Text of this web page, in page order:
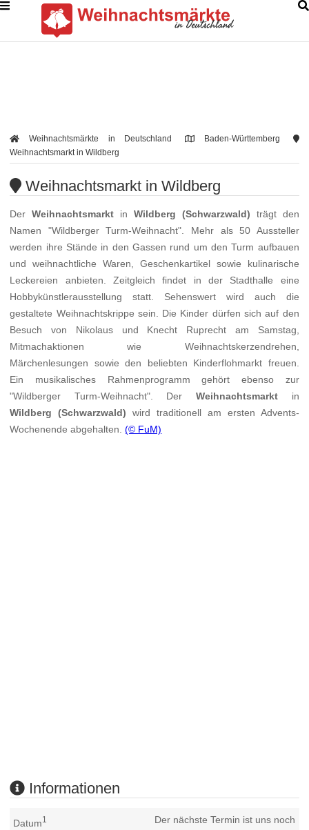
Weihnachtsmärkte in Deutschland
Baden-Württemberg
Weihnachtsmarkt in Wildberg
Weihnachtsmarkt in Wildberg
DerWeihnachtsmarkt in Wildberg (Schwarzwald) trägt den
Namen "Wildberger Turm-Weihnacht". Mehr als 50 Aussteller
werden ihre Stände in den Gassen rund um den Turm aufbauen
und weihnachtliche Waren, Geschenkartikel sowie kulinarische
Leckereien anbieten. Zeitgleich findet in der Stadthalle eine
Hobbykünstlerausstellung statt. Sehenswert wird auch die
gestaltete Weihnachtskrippe sein. Die Kinder dürfen sich auf den
Besuch von Nikolaus und Knecht Ruprecht am Samstag,
Mitmachaktionen wie Weihnachtskerzendrehen,
Märchenlesungen sowie den beliebten Kinderflohmarkt freuen.
Ein musikalisches Rahmenprogramm gehört ebenso zur
"Wildberger Turm-Weihnacht". DerWeihnachtsmarkt in
Wildberg (Schwarzwald) wird traditionell am ersten Advents-
Wochenende abgehalten.(© FuM)
Informationen
Datum1
Der nächste Termin ist uns noch